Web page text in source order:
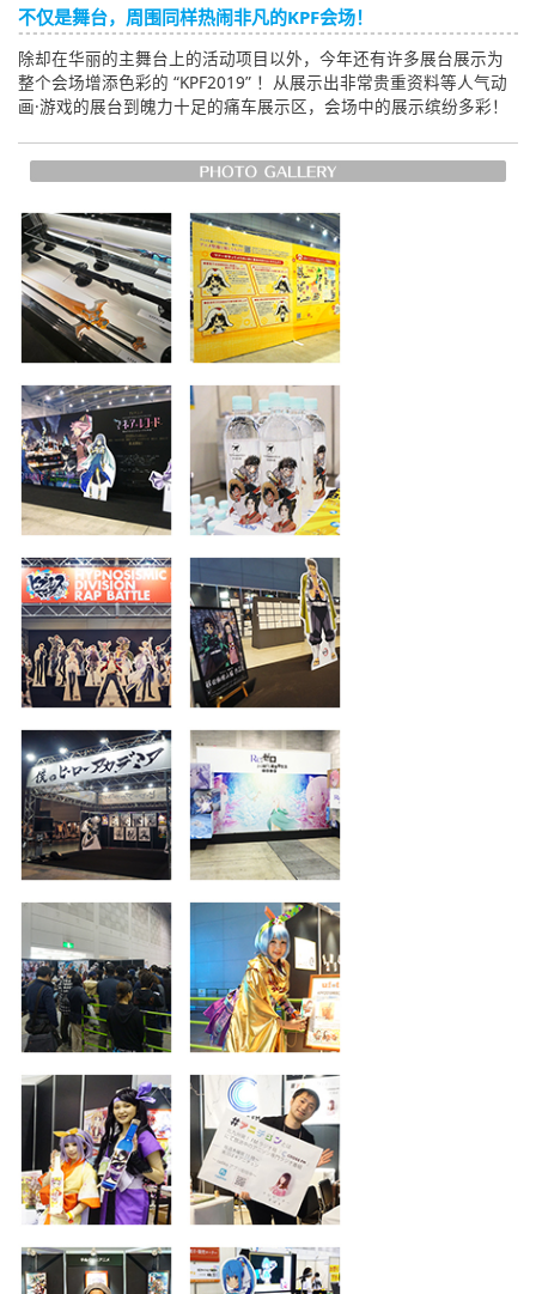
不仅是舞台，周围同样热闹非凡的KPF会场！
除却在华丽的主舞台上的活动项目以外，今年还有许多展台展示为
整个会场增添色彩的 “KPF2019” ！从展示出非常贵重资料等人气动
画·游戏的展台到魄力十足的痛车展示区，会场中的展示缤纷多彩！